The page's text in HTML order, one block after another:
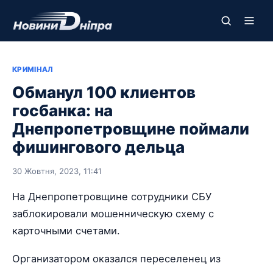
КРИМІНАЛ
Обманул 100 клиентов
госбанка: на
Днепропетровщине поймали
фишингового дельца
30 Жовтня, 2023, 11:41
На Днепропетровщине сотрудники СБУ
заблокировали мошенническую схему с
карточными счетами.
Организатором оказался переселенец из